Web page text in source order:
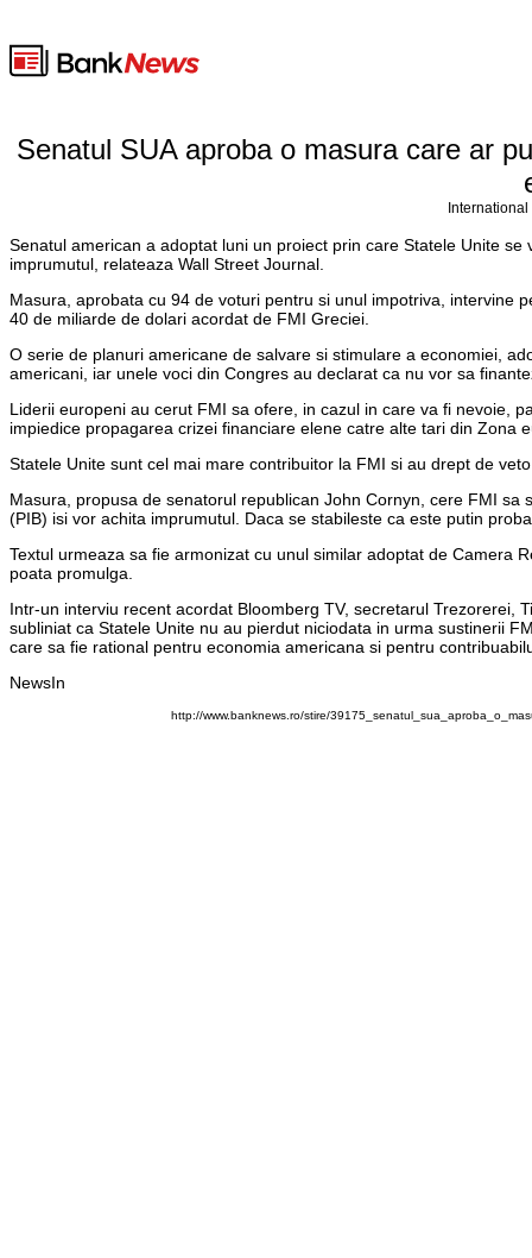
Senatul SUA aproba o masura care ar
Senatul american a adoptat luni un proiect prin care Statele Unite
imprumutul, relateaza Wall Street Journal.
Masura, aprobata cu 94 de voturi pentru si unul impotriva, intervine
40 de miliarde de dolari acordat de FMI Greciei.
O serie de planuri americane de salvare si stimulare a economiei,
americani, iar unele voci din Congres au declarat ca nu vor sa
Liderii europeni au cerut FMI sa ofere, in cazul in care va fi nevoie,
impiedice propagarea crizei financiare elene catre alte tari din Zona
Statele Unite sunt cel mai mare contribuitor la FMI si au drept de
Masura, propusa de senatorul republican John Cornyn, cere FMI
(PIB) isi vor achita imprumutul. Daca se stabileste ca este putin
Textul urmeaza sa fie armonizat cu unul similar adoptat de Camera
poata promulga.
Intr-un interviu recent acordat Bloomberg TV, secretarul Trezorerei,
subliniat ca Statele Unite nu au pierdut niciodata in urma sustinerii
care sa fie rational pentru economia americana si pentru
NewsIn
http://www.banknews.ro/stire/